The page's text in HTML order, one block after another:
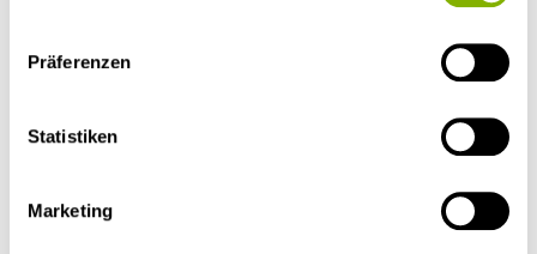
auszuschließen ist. Sie können Ihre Einwilligung jederzeit
über dieCookie-Einstellungen
widerrufen oder ändern.
Präferenzen
Statistiken
Marketing